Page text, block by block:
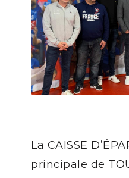
La CAISSE
principale de